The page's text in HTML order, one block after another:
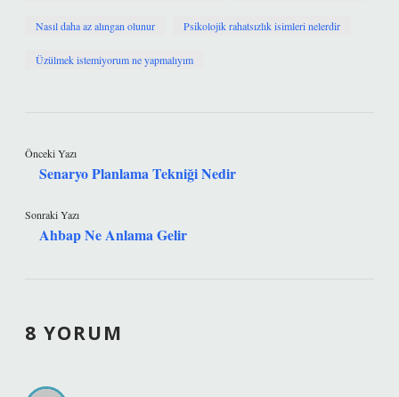
Nasıl daha az alıngan olunur Psikolojik rahatsızlık isimleri nelerdir
Üzülmek istemiyorum ne yapmalıyım
Önceki Yazı
Senaryo Planlama Tekniği Nedir
Sonraki Yazı
Ahbap Ne Anlama Gelir
8 YORUM